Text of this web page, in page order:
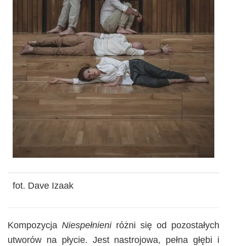
fot. Dave Izaak
Kompozycja Niespełnieniróżni się od pozostałych
utworów na płycie. Jest nastrojowa, pełna głębi i